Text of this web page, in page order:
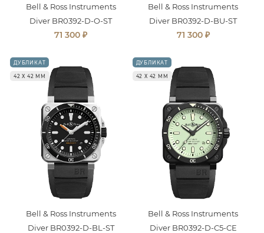
Bell & Ross Instruments
Diver BR0392-D-O-ST
71 300 ₽
Bell & Ross Instruments
Diver BR0392-D-BU-ST
71 300 ₽
ДУБЛИКАТ
42 Х 42 ММ
Bell & Ross Instruments
Diver BR0392-D-BL-ST
ДУБЛИКАТ
42 Х 42 ММ
Bell & Ross Instruments
Diver BR0392-D-C5-CE